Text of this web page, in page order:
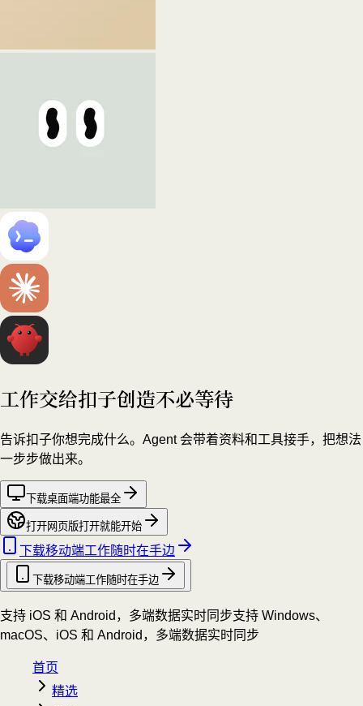
工作交给扣子创造不必等待
告诉扣子你想完成什么。Agent 会带着资料和工具接手，把想法
一步步做出来。
下载桌面端功能最全
打开网页版打开就能开始
下载移动端工作随时在手边
下载移动端工作随时在手边
支持 iOS 和 Android，多端数据实时同步支持 Windows、
macOS、iOS 和 Android，多端数据实时同步
首页
精选